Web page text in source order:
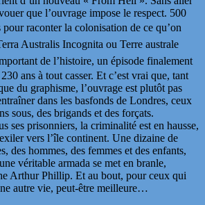
que l’ouvrage impose le respect. 500
pour raconterla colonisation de ce qu’on
Australis Incognita ou Terre australe
de l’histoire, un épisode finalement
ans à tout casser. Et c’est vrai que, tant
du graphisme, l’ouvrage est plutôt pas
dans les basfonds de Londres, ceux
sous, des brigands et des forçats.
ses prisonniers, la criminalité est en hausse,
vers l’île continent. Une dizaine de
des hommes, des femmes et des enfants,
véritable armada se met en branle,
Arthur Phillip. Et au bout, pour ceux qui
autre vie, peut-être meilleure…